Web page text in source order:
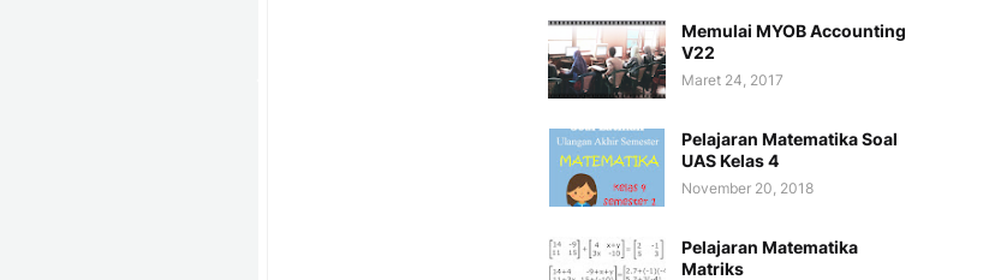
Memulai MYOB Accounting
V22
Maret 24, 2017
Pelajaran Matematika Soal
UAS Kelas 4
November 20, 2018
Pelajaran Matematika
Matriks